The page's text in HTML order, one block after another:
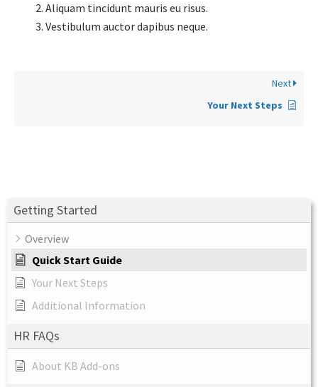
Getting Started
Overview
Quick Start Guide
Your Next Steps
Additional Information
HR FAQs
About KB Add-ons
Aliquam tincidunt mauris eu risus.
Vestibulum auctor dapibus neque.
Next
Your Next Steps